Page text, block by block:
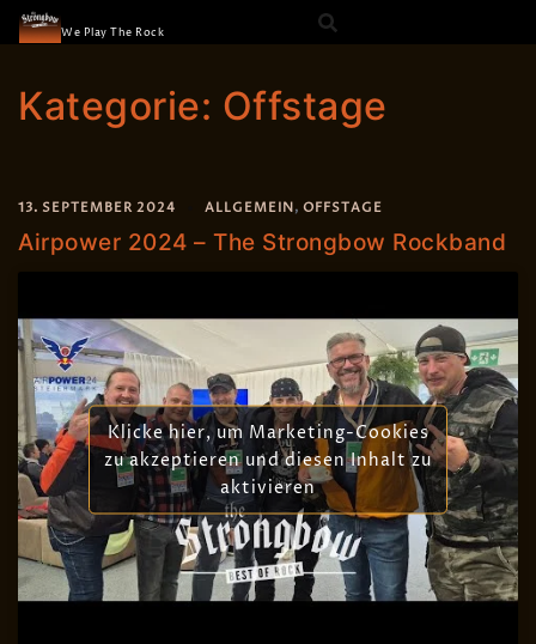
Skip
to
We Play The Rock
Kategorie: Offstage
13. SEPTEMBER 2024 ALLGEMEIN, OFFSTAGE
Airpower 2024 – The Strongbow Rockband
Klicke hier, um Marketing-Cookies
zu akzeptieren und diesen Inhalt zu
aktivieren